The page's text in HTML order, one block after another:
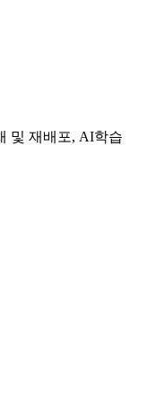
및 재배포, AI학습